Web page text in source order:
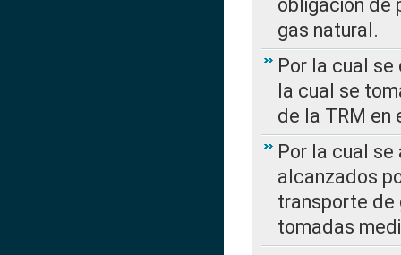
obligación de
gas natural.
Por la cual se
la cual se
de la TRM en
Por la cual
alcanzados
transporte de
tomadas